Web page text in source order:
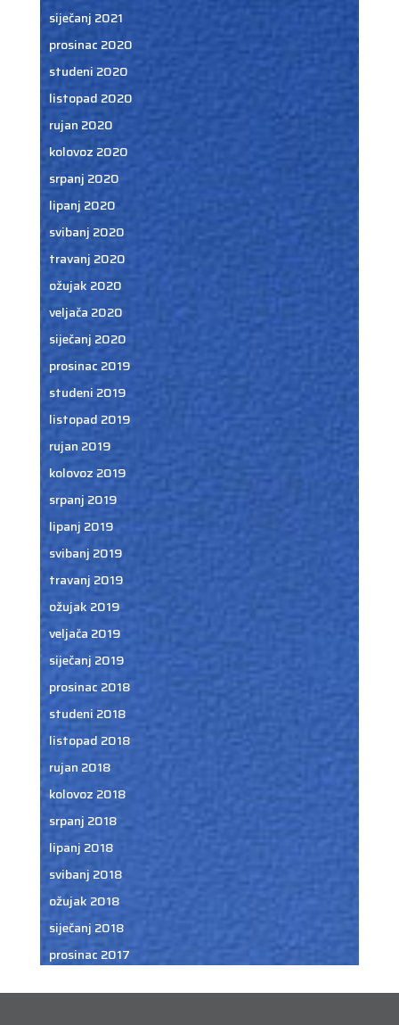
siječanj 2021
prosinac 2020
studeni 2020
listopad 2020
rujan 2020
kolovoz 2020
srpanj 2020
lipanj 2020
svibanj 2020
travanj 2020
ožujak 2020
veljača 2020
siječanj 2020
prosinac 2019
studeni 2019
listopad 2019
rujan 2019
kolovoz 2019
srpanj 2019
lipanj 2019
svibanj 2019
travanj 2019
ožujak 2019
veljača 2019
siječanj 2019
prosinac 2018
studeni 2018
listopad 2018
rujan 2018
kolovoz 2018
srpanj 2018
lipanj 2018
svibanj 2018
ožujak 2018
siječanj 2018
prosinac 2017